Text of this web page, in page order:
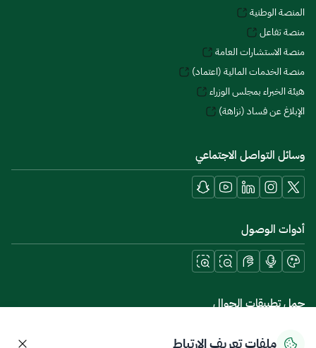
المنصة الوطنية
منصة تفاعل
منصة الاستشارات العامة
منصة الخدمات المالية (اعتماد)
هيئة الخبراء بمجلس الوزراء
الإبلاغ عن فساد (نزاهة)
وسائل التواصل الاجتماعي
أدوات الوصول
حمل تطبيقات الجوال
ملفات تعريف الارتباط